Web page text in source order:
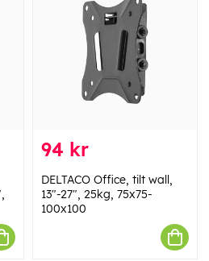
94 kr
DELTACO Office, tilt wall,
13"-27", 25kg, 75x75-
100x100